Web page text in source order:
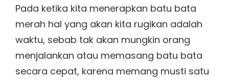
Pada ketika kita menerapkan batu bata
merah hal yang akan kita rugikan adalah
waktu, sebab tak akan mungkin orang
menjalankan atau memasang batu bata
secara cepat, karena memang musti satu